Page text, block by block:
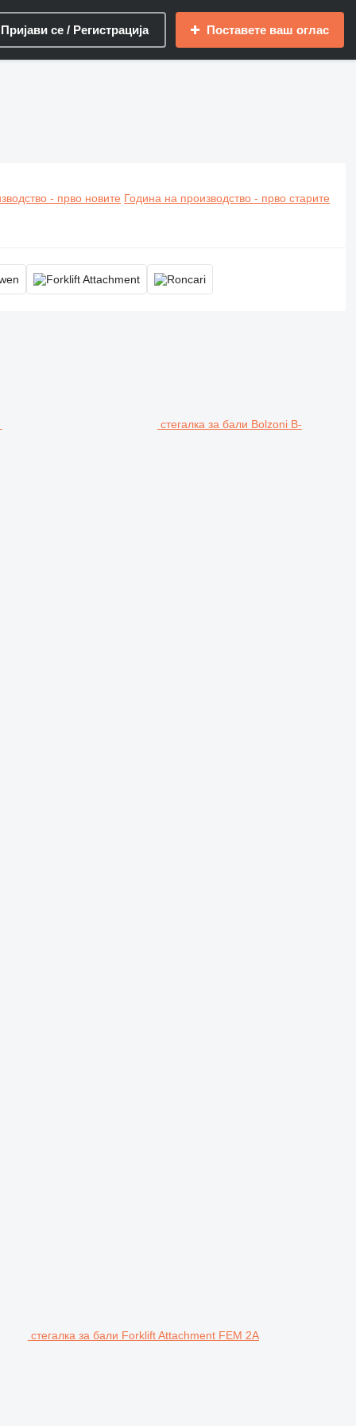
Пријави се / Регистрација Поставете ваш оглас
- прво новите Година на производство - прво старите
стегалка за бали Bolzoni B-
стегалка за бали Forklift Attachment FEM 2A